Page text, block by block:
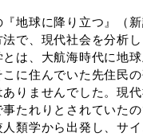
地球に降り立つ』（
で、現代社会を分析
は、大航海時代に地
こに住んでいた先住民
りませんでした。現
たれりとされていたの
類学から出発し、サ